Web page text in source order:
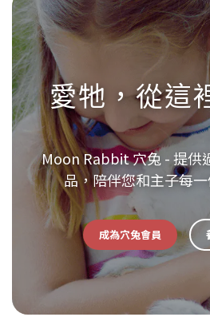
愛牠，從這
Moon Rabbit 穴兔 - 提供
品，陪伴您和主子每
成為穴兔會員